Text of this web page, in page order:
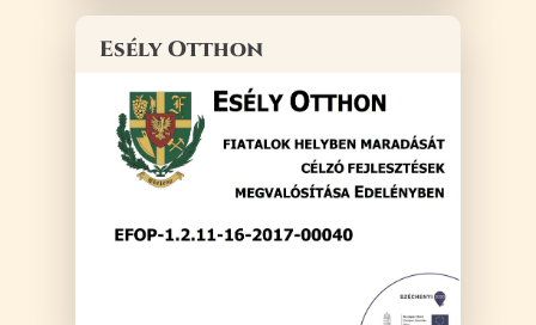
Esély Otthon